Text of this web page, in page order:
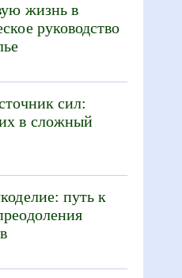
жизнь в
руководство
сил:
в сложный
путь к